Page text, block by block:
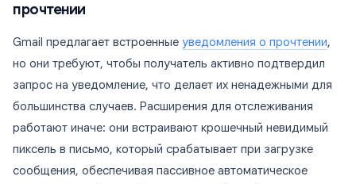
прочтении
Gmail предлагает встроенные уведомления о прочтении,
но они требуют, чтобы получатель активно подтвердил
запрос на уведомление, что делает их ненадежными для
большинства случаев. Расширения для отслеживания
работают иначе: они встраивают крошечный невидимый
пиксель в письмо, который срабатывает при загрузке
сообщения, обеспечивая пассивное автоматическое